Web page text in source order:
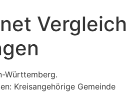
Vergleich
Württemberg.
Kreisangehörige Gemeinde